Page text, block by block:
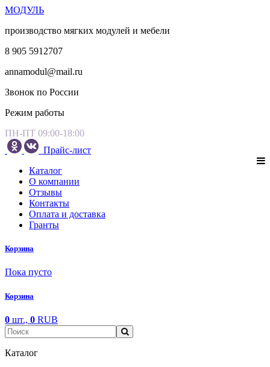
МОДУЛЬ
производство мягких модулей и мебели
8 905 5912707
annamodul@mail.ru
Звонок по России
Режим работы
ПН-ПТ 09:00-18:00
Прайс-лист
Каталог
О компании
Отзывы
Контакты
Оплата и доставка
Гранты
Корзина
Пока пусто
Корзина
0 шт., 0 RUB
Каталог